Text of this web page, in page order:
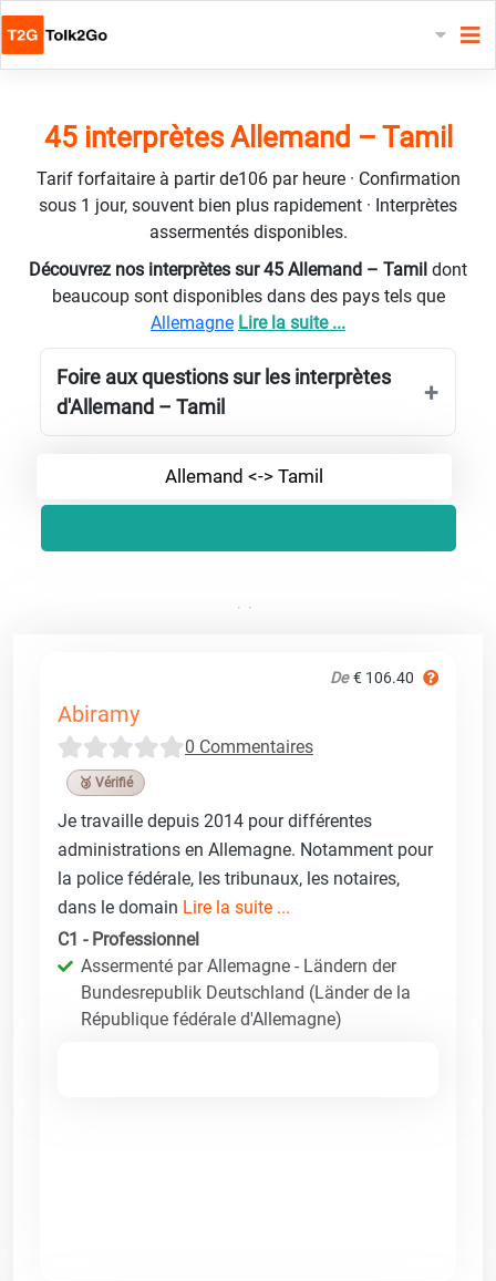
45 interprètes Allemand – Tamil
Tarif forfaitaire à partir de106 par heure · Confirmation
sous 1 jour, souvent bien plus rapidement · Interprètes
assermentés disponibles.
Découvrez nos interprètes sur 45 Allemand – Tamil dont
beaucoup sont disponibles dans des pays tels que
Allemagne Lire la suite ...
Foire aux questions sur les interprètes
d'Allemand – Tamil
Allemand <-> Tamil
De € 106.40
Abiramy
0 Commentaires
🥉 Vérifié
Je travaille depuis 2014 pour différentes
administrations en Allemagne. Notamment pour
la police fédérale, les tribunaux, les notaires,
dans le domain Lire la suite ...
C1 - Professionnel
Assermenté par Allemagne - Ländern der
Bundesrepublik Deutschland (Länder de la
République fédérale d'Allemagne)